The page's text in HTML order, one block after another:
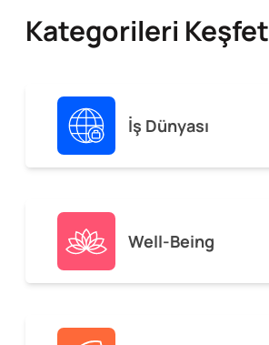
Kategorileri Keşfet
İş Dünyası
Well-Being